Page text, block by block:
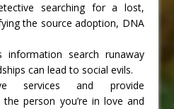
searching for a lost,
the source adoption, DNA
information search runaway
can lead to social evils.
services and provide
person you’re in love and